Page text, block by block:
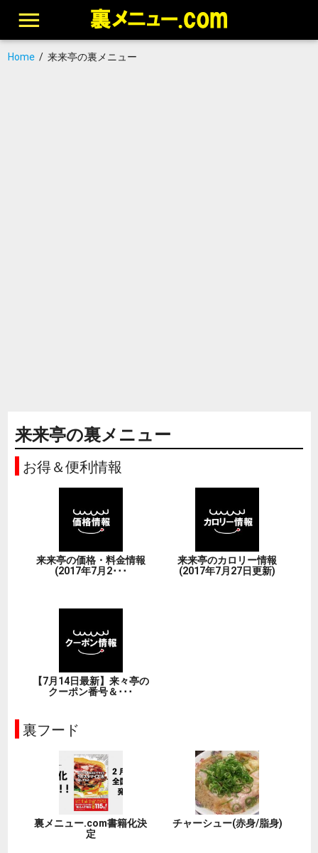
Home/ 来来亭の裏メニュー
来来亭の裏メニュー
お得＆便利情報
来来亭の価格・料金情報
(2017年7月2･･･
来来亭のカロリー情報
(2017年7月27日更新)
【7月14日最新】来々亭の
クーポン番号＆･･･
裏フード
裏メニュー.com書籍化決
定
チャーシュー(赤身/脂身)